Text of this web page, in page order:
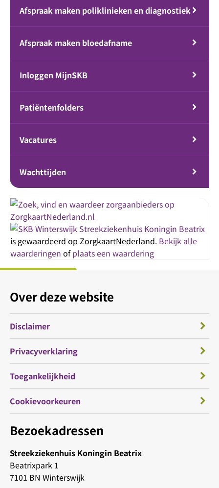
Afspraak maken poliklinieken en diagnostiek
Afspraak maken bloedafname
Inloggen MijnSKB
Patiëntenfolders
Vacatures
Wachttijden
Streekziekenhuis Koningin Beatrix
is gewaardeerd op ZorgkaartNederland. Bekijk alle
waarderingen ofplaats een waardering
Bezoekadressen
Streekziekenhuis Koningin Beatrix
Beatrixpark 1
7101 BN Winterswijk
Over deze website
Disclaimer
Privacyverklaring
Toegankelijkheid
Cookievoorkeuren